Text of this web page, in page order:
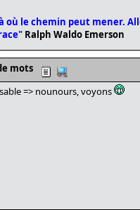
où le chemin peut mener.
Ralph Waldo Emerson
mots
=> nounours, voyons